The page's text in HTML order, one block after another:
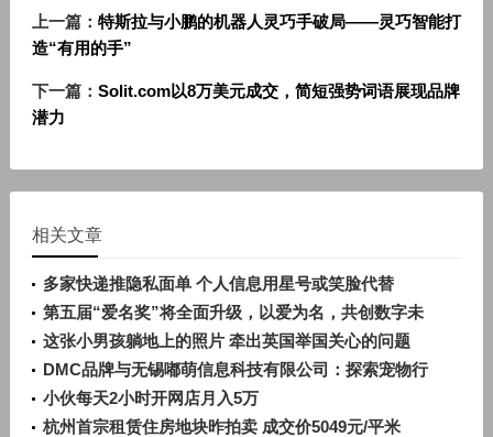
上一篇： 特斯拉与小鹏的机器人灵巧手破局——灵巧智能打
造“有用的手”
下一篇： Solit.com以8万美元成交，简短强势词语展现品牌
潜力
相关文章
多家快递推隐私面单 个人信息用星号或笑脸代替
第五届“爱名奖”将全面升级，以爱为名，共创数字未
来
这张小男孩躺地上的照片 牵出英国举国关心的问题
DMC品牌与无锡嘟萌信息科技有限公司：探索宠物行
业创新发展路径
小伙每天2小时开网店月入5万
杭州首宗租赁住房地块昨拍卖 成交价5049元/平米